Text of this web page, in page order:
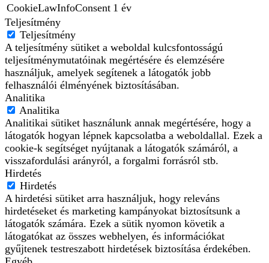
CookieLawInfoConsent 1 év
Teljesítmény
Teljesítmény
A teljesítmény sütiket a weboldal kulcsfontosságú
teljesítménymutatóinak megértésére és elemzésére
használjuk, amelyek segítenek a látogatók jobb
felhasználói élményének biztosításában.
Analitika
Analitika
Analitikai sütiket használunk annak megértésére, hogy a
látogatók hogyan lépnek kapcsolatba a weboldallal. Ezek a
cookie-k segítséget nyújtanak a látogatók számáról, a
visszafordulási arányról, a forgalmi forrásról stb.
Hirdetés
Hirdetés
A hirdetési sütiket arra használjuk, hogy releváns
hirdetéseket és marketing kampányokat biztosítsunk a
látogatók számára. Ezek a sütik nyomon követik a
látogatókat az összes webhelyen, és információkat
gyűjtenek testreszabott hirdetések biztosítása érdekében.